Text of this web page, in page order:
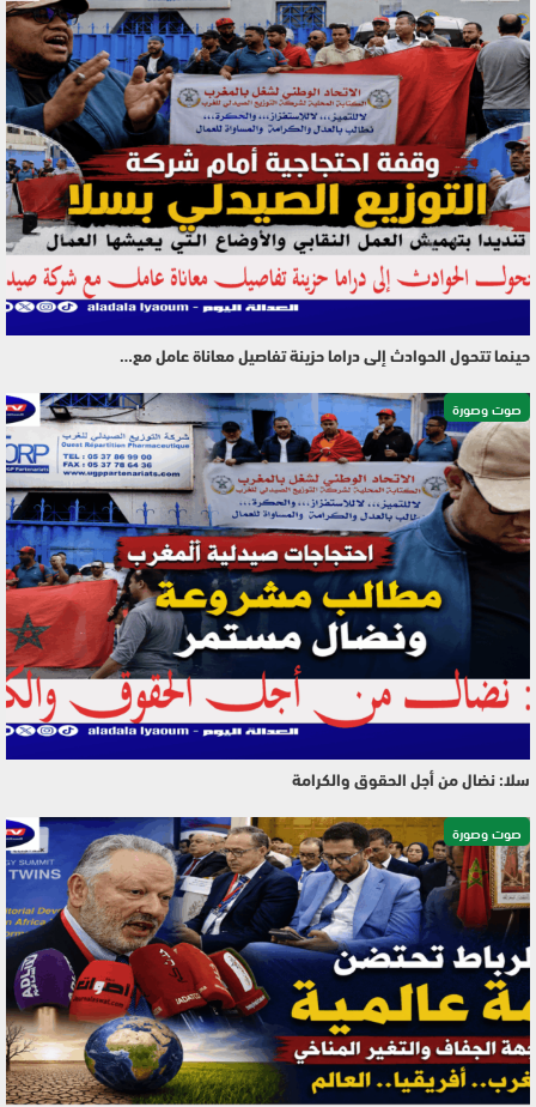
حينما تتحول الحوادث إلى دراما حزينة تفاصيل معاناة عامل مع…
صوت وصورة
سلا: نضال من أجل الحقوق والكرامة
صوت وصورة